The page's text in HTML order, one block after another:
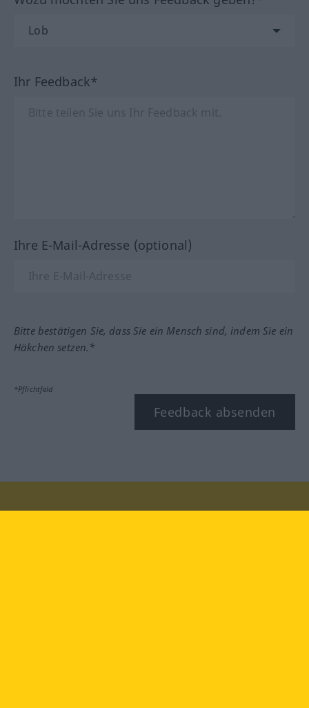
Ihr Feedback*
Ihre E-Mail-Adresse (optional)
Bitte bestätigen Sie, dass Sie ein Mensch sind, indem Sie ein
Häkchen setzen.*
*Pflichtfeld
Feedback absenden